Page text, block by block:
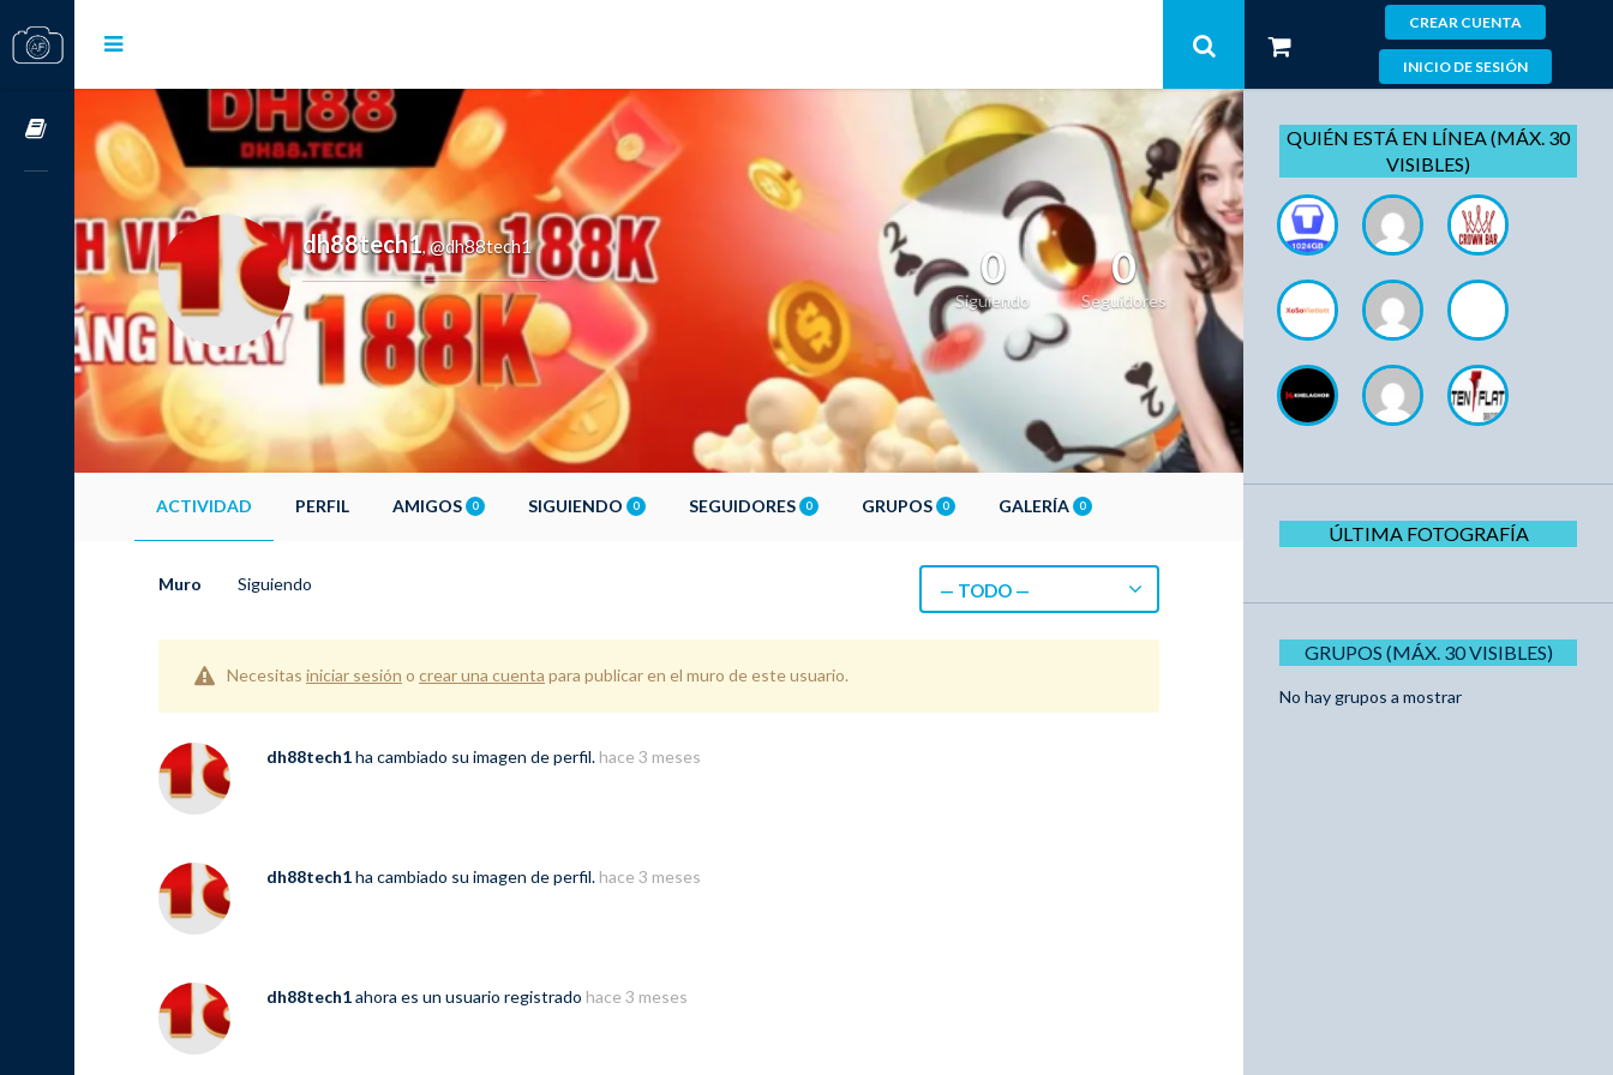
CREAR CUENTA
INICIO DE SESIÓN
Cursos OnLine
dh88tech1, @dh88tech1 0
Siguiendo
0
Seguidores
ACTIVIDAD PERFIL AMIGOS 0 SIGUIENDO 0 SEGUIDORES 0 GRUPOS 0 GALERÍA 0
Muro Siguiendo — TODO —
Necesitas iniciar sesión o crear una cuenta para publicar en el muro de este usuario.
dh88tech1ha cambiado su imagen de perfil. hace 3 meses
dh88tech1ha cambiado su imagen de perfil. hace 3 meses
dh88tech1ahora es un usuario registrado hace 3 meses
QUIÉN ESTÁ EN LÍNEA (MÁX. 30
VISIBLES)
ÚLTIMA FOTOGRAFÍA
GRUPOS (MÁX. 30 VISIBLES)
No hay grupos a mostrar